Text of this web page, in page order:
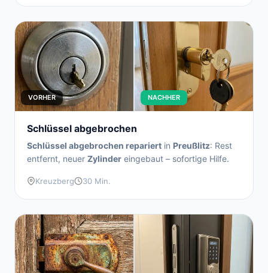
VORHER NACHHER
Schlüssel abgebrochen
Schlüssel abgebrochen repariert in Preußlitz: Rest
entfernt, neuer Zylinder eingebaut – sofortige Hilfe.
Kreuzberg 30 Min.